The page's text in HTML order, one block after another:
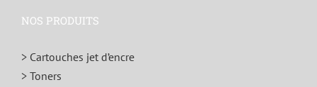
NOS PRODUITS
> Cartouches jet d’encre
> Toners